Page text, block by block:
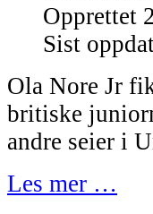
Opprettet
Sist
Ola Nore Jr
britiske
andre seier i
Les mer …